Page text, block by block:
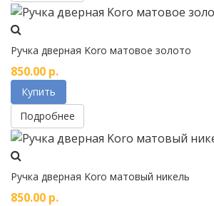
Ручка дверная Koro матовое золото
850.00 р.
Купить
Подробнее
Ручка дверная Koro матовый никель
850.00 р.